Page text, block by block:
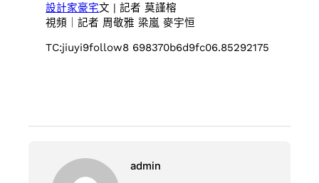
設計家豪宅文 | 記者 莫謹榕
視頻｜記者 周敬雅 梁嵐 麥宇恒
TC:jiuyi9follow8 698370b6d9fc06.85292175
admin